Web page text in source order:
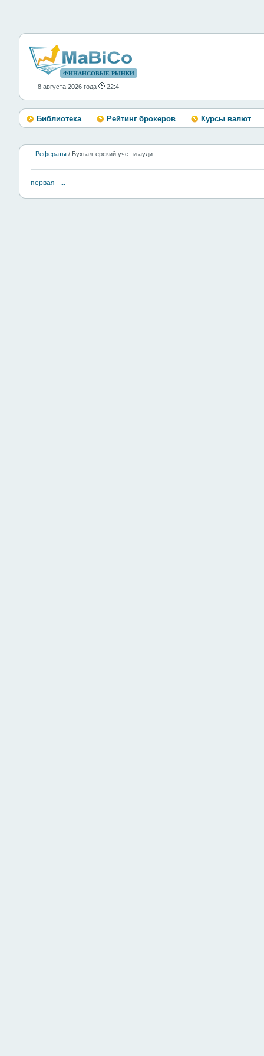
ФИНАНСОВЫЕ РЫНКИ
8 августа 2026 года 22:4
Библиотека Рейтинг брокеров Курсы валют
Рефераты / Бухгалтерский учет и аудит
первая ...